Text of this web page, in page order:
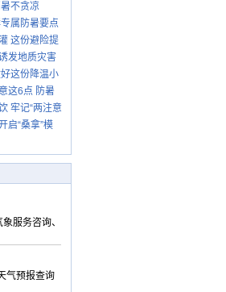
不贪凉
属防暑要点
这份避险提
发地质灾害
这份降温小
这6点 防暑
牢记“两注意
启“桑拿”模
服务咨询、
气预报查询